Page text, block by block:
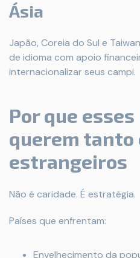
Ásia
Japão, Coreia do Sul e
de idioma com apoio
internacionalizar seus campi.
Por que
querem
estrangeiros
Não é caridade. É estratégia.
Países que enfrentam:
Envelhecimento da